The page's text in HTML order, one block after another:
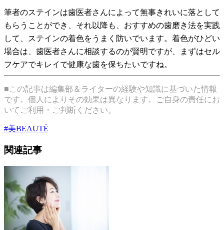
筆者のステインは歯医者さんによって無事きれいに落として
もらうことができ、それ以降も、おすすめの歯磨き法を実践
して、ステインの着色をうまく防いでいます。着色がひどい
場合は、歯医者さんに相談するのが賢明ですが、まずはセル
フケアでキレイで健康な歯を保ちたいですね。
■この記事は編集部＆ライターの経験や知識に基づいた情報
です。個人によりその効果は異なります。ご自身の責任にお
いてご利用・ご判断ください。
#美BEAUTÉ
関連記事